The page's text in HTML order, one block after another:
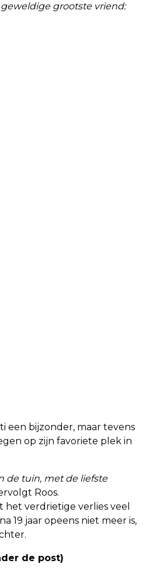
grootste vriend:
een bijzonder, maar tevens
op zijn favoriete plek in
de tuin, met de liefste
Roos.
verdrietige verlies veel
19 jaar opeens niet meer is,
de post)